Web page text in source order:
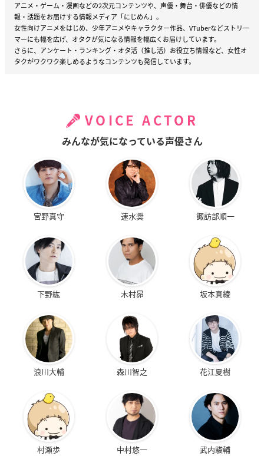
アニメ・ゲーム・漫画などの2次元コンテンツや、声優・舞台・俳優などの情
報・話題をお届けする情報メディア「にじめん」。
女性向けアニメをはじめ、少年アニメやキャラクター作品、VTuberなどストリー
マーにも幅を広げ、オタクが気になる情報を幅広くお届けしています。
さらに、アンケート・ランキング・オタ活（推し活）お役立ち情報など、女性オ
タクがワクワク楽しめるようなコンテンツも発信しています。
VOICE ACTOR
みんなが気になっている声優さん
宮野真守 速水奨 諏訪部順一
下野紘 木村昴 坂本真綾
浪川大輔 森川智之 花江夏樹
村瀬歩 中村悠一 武内駿輔